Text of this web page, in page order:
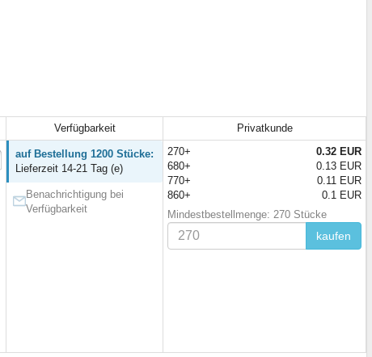
Verfügbarkeit
Privatkunde
auf Bestellung 1200 Stücke:
Lieferzeit 14-21 Tag (e)
Benachrichtigung bei
Verfügbarkeit
270+
0.32 EUR
680+
0.13 EUR
770+
0.11 EUR
860+
0.1 EUR
Mindestbestellmenge: 270 Stücke
kaufen